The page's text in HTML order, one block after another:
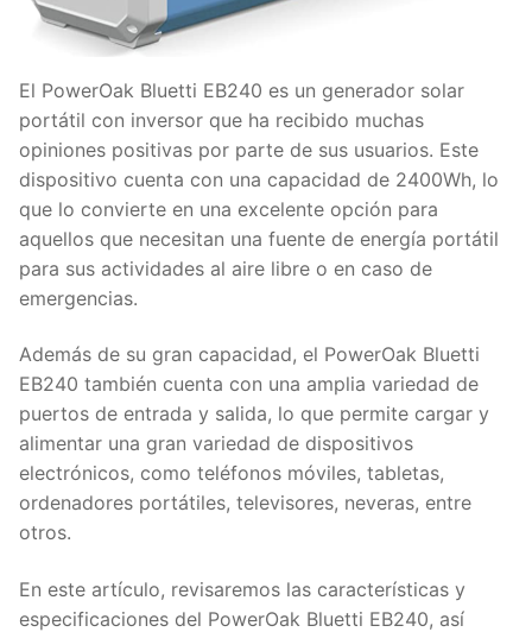
El PowerOak Bluetti EB240 es un generador solar
portátil con inversor que ha recibido muchas
opiniones positivas por parte de sus usuarios. Este
dispositivo cuenta con una capacidad de 2400Wh, lo
que lo convierte en una excelente opción para
aquellos que necesitan una fuente de energía portátil
para sus actividades al aire libre o en caso de
emergencias.
Además de su gran capacidad, el PowerOak Bluetti
EB240 también cuenta con una amplia variedad de
puertos de entrada y salida, lo que permite cargar y
alimentar una gran variedad de dispositivos
electrónicos, como teléfonos móviles, tabletas,
ordenadores portátiles, televisores, neveras, entre
otros.
En este artículo, revisaremos las características y
especificaciones del PowerOak Bluetti EB240, así